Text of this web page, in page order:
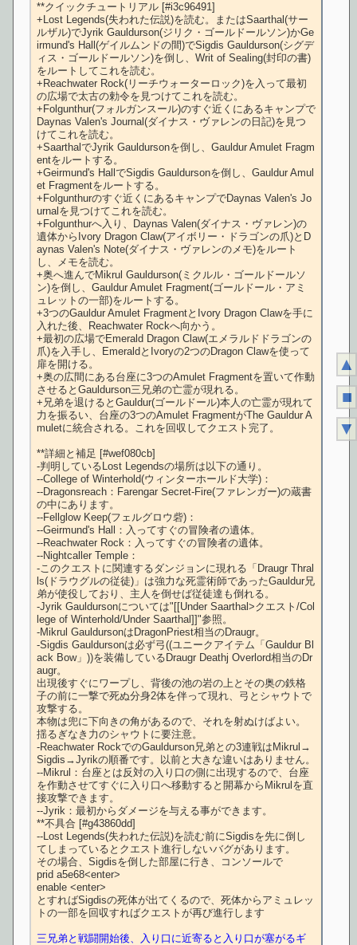
**クイックチュートリアル [#i3c96491]
+Lost Legends(失われた伝説)を読む。またはSaarthal(サー
ルザル)でJyrik Gauldurson(ジリク・ゴールドールソン)かGe
irmund's Hall(ゲイルムンドの間)でSigdis Gauldurson(シグデ
ィス・ゴールドールソン)を倒し、Writ of Sealing(封印の書)
をルートしてこれを読む。
+Reachwater Rock(リーチウォーターロック)を入って最初
の広場で太古の勅令を見つけてこれを読む。
+Folgunthur(フォルガンスール)のすぐ近くにあるキャンプで
Daynas Valen's Journal(ダイナス・ヴァレンの日記)を見つ
けてこれを読む。
+SaarthalでJyrik Gauldursonを倒し、Gauldur Amulet Fragm
entをルートする。
+Geirmund's HallでSigdis Gauldursonを倒し、Gauldur Amul
et Fragmentをルートする。
+Folgunthurのすぐ近くにあるキャンプでDaynas Valen's Jo
urnalを見つけてこれを読む。
+Folgunthurへ入り、Daynas Valen(ダイナス・ヴァレン)の
遺体からIvory Dragon Claw(アイボリー・ドラゴンの爪)とD
aynas Valen's Note(ダイナス・ヴァレンのメモ)をルート
し、メモを読む。
+奥へ進んでMikrul Gauldurson(ミクルル・ゴールドールソ
ン)を倒し、Gauldur Amulet Fragment(ゴールドール・アミ
ュレットの一部)をルートする。
+3つのGauldur Amulet FragmentとIvory Dragon Clawを手に
入れた後、Reachwater Rockへ向かう。
+最初の広場でEmerald Dragon Claw(エメラルドドラゴンの
爪)を入手し、EmeraldとIvoryの2つのDragon Clawを使って
扉を開ける。
+奥の広間にある台座に3つのAmulet Fragmentを置いて作動
させるとGauldurson三兄弟の亡霊が現れる。
+兄弟を退けるとGauldur(ゴールドール)本人の亡霊が現れて
力を振るい、台座の3つのAmulet FragmentがThe Gauldur A
muletに統合される。これを回収してクエスト完了。
**詳細と補足 [#wef080cb]
-判明しているLost Legendsの場所は以下の通り。
--College of Winterhold(ウィンターホールド大学)：
--Dragonsreach：Farengar Secret-Fire(ファレンガー)の蔵書
の中にあります。
--Fellglow Keep(フェルグロウ砦)：
--Geirmund's Hall：入ってすぐの冒険者の遺体。
--Reachwater Rock：入ってすぐの冒険者の遺体。
--Nightcaller Temple：
-このクエストに関連するダンジョンに現れる「Draugr Thral
ls(ドラウグルの従徒)」は強力な死霊術師であったGauldur兄
弟が使役しており、主人を倒せば従徒達も倒れる。
-Jyrik Gauldursonについては"[[Under Saarthal>クエスト/Col
lege of Winterhold/Under Saarthal]]"参照。
-Mikrul GauldursonはDragonPriest相当のDraugr。
-Sigdis Gauldursonは必ず弓((ユニークアイテム「Gauldur Bl
ack Bow」))を装備しているDraugr Deathj Overlord相当のDr
augr。
出現後すぐにワープし、背後の池の岩の上とその奥の鉄格
子の前に一撃で死ぬ分身2体を伴って現れ、弓とシャウトで
攻撃する。
本物は兜に下向きの角があるので、それを射ぬけばよい。
揺るぎなき力のシャウトに要注意。
-Reachwater RockでのGauldurson兄弟との3連戦はMikrul→
Sigdis→Jyrikの順番です。以前と大きな違いはありません。
--Mikrul：台座とは反対の入り口の側に出現するので、台座
を作動させてすぐに入り口へ移動すると開幕からMikrulを直
接攻撃できます。
--Jyrik：最初からダメージを与える事ができます。
**不具合 [#g43860dd]
--Lost Legends(失われた伝説)を読む前にSigdisを先に倒し
てしまっているとクエスト進行しないバグがあります。
その場合、Sigdisを倒した部屋に行き、コンソールで
prid a5e68<enter>
enable <enter>
とすればSigdisの死体が出てくるので、死体からアミュレッ
三兄弟と戦闘開始後、入り口に近寄ると入り口が塞がるギ
▲
■
▼